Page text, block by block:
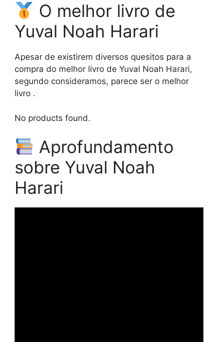
O melhor livro de
Yuval Noah Harari
Apesar de existirem diversos quesitos para a
compra do melhor livro de Yuval Noah Harari,
segundo consideramos, parece ser o melhor
livro .
No products found.
Aprofundamento
sobre Yuval Noah
Harari